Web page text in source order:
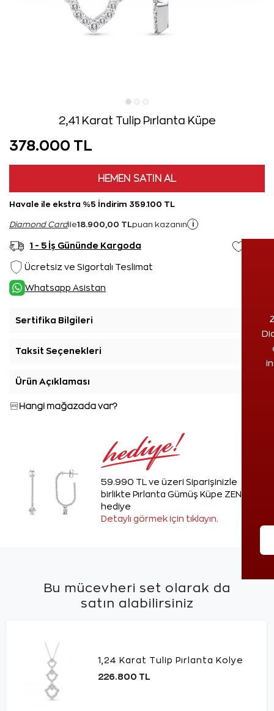
2,41 Karat Tulip Pırlanta Küpe
378.000 TL
HEMEN SATIN AL
Havale ile ekstra %5 İndirim 359.100 TL
Diamond Cardile18.900,00 TL puan kazanın i
1 - 5 İş Gününde Kargoda
Ücretsiz ve Sigortalı Teslimat
Whatsapp Asistan
Sertifika Bilgileri
Taksit Seçenekleri
Ürün Açıklaması
Hangi mağazada var?
59.990 TL ve üzeri Siparişinizle
birlikte Pırlanta Gümüş Küpe ZEN'den
hediye
Detaylı görmek için tıklayın.
Bu mücevheri set olarak da
satın alabilirsiniz
1,24 Karat Tulip Pırlanta Kolye
226.800 TL